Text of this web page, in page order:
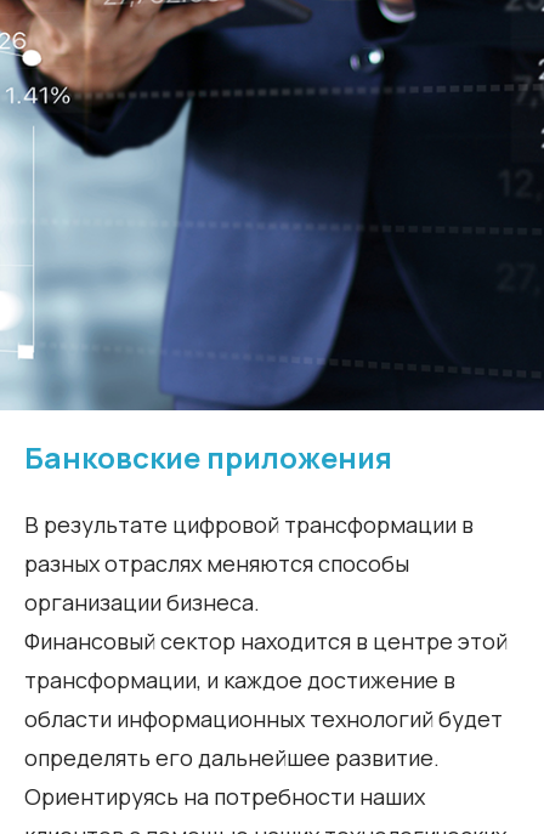
Банковские приложения
В результате цифровой трансформации в
разных отраслях меняются способы
организации бизнеса.
Финансовый сектор находится в центре этой
трансформации, и каждое достижение в
области информационных технологий будет
определять его дальнейшее развитие.
Ориентируясь на потребности наших